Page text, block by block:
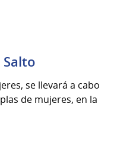
se llevará a cabo
de mujeres, en la